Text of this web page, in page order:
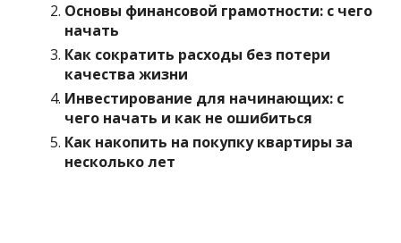
Основы финансовой грамотности: с чего
начать
Как сократить расходы без потери
качества жизни
Инвестирование для начинающих: с
чего начать и как не ошибиться
Как накопить на покупку квартиры за
несколько лет